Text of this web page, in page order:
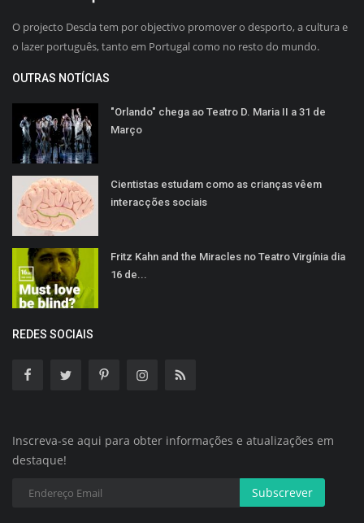
O projecto Descla tem por objectivo promover o desporto, a cultura e
o lazer português, tanto em Portugal como no resto do mundo.
OUTRAS NOTÍCIAS
"Orlando" chega ao Teatro D. Maria II a 31 de
Março
Cientistas estudam como as crianças vêem
interacções sociais
Fritz Kahn and the Miracles no Teatro Virgínia dia
16 de...
REDES SOCIAIS
Inscreva-se aqui para obter informações e atualizações em
destaque!
Subscrever